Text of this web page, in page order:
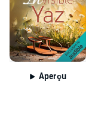
Aperçu